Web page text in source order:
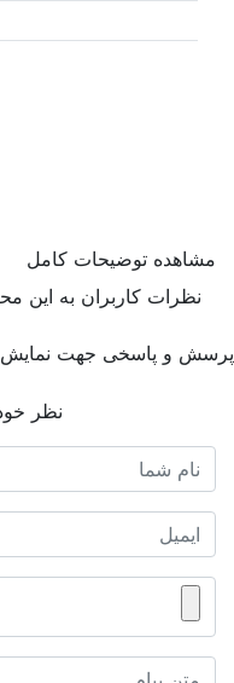
مشاهده توضیحات کامل
نظرات کاربران به این
پرسش و پاسخی جهت
نظر